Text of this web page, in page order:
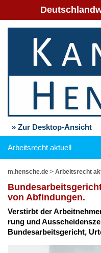
» Zur Desktop-Ansicht
Arbeitsrecht aktuell
m.hensche.de > Arbeitsrecht
von Ab­fin­dun­gen.
Ver­stirbt der
rung und
Bun­des­ar­beits­ge­richt,